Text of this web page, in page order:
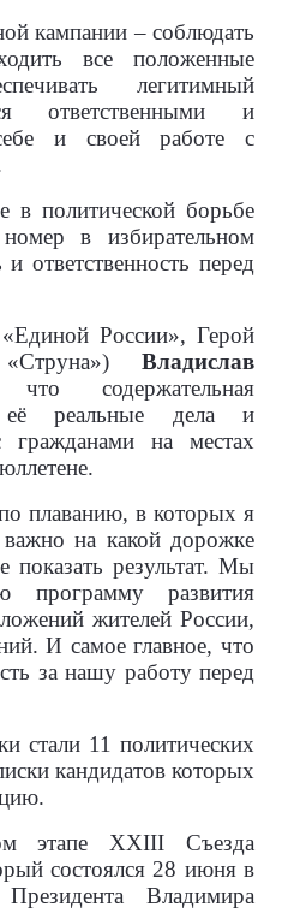
кампании – соблюдать
все положенные
легитимный
ответственными и
и своей работе с
в политической борьбе
в избирательном
ответственность перед
России», Герой
Владислав
содержательная
её реальные дела и
гражданами на местах
плаванию, в которых я
на какой дорожке
результат. Мы
программу развития
жителей России,
И самое главное, что
за нашу работу перед
стали 11 политических
кандидатов которых
этапе XXIII Съезда
состоялся 28 июня в
Владимира